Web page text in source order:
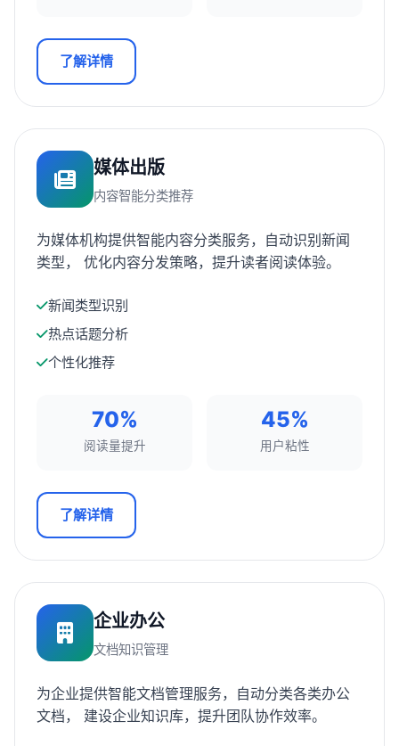
了解详情
媒体出版
内容智能分类推荐
为媒体机构提供智能内容分类服务，自动识别新闻
类型， 优化内容分发策略，提升读者阅读体验。
新闻类型识别
热点话题分析
个性化推荐
70%
阅读量提升
45%
用户粘性
了解详情
企业办公
文档知识管理
为企业提供智能文档管理服务，自动分类各类办公
文档， 建设企业知识库，提升团队协作效率。